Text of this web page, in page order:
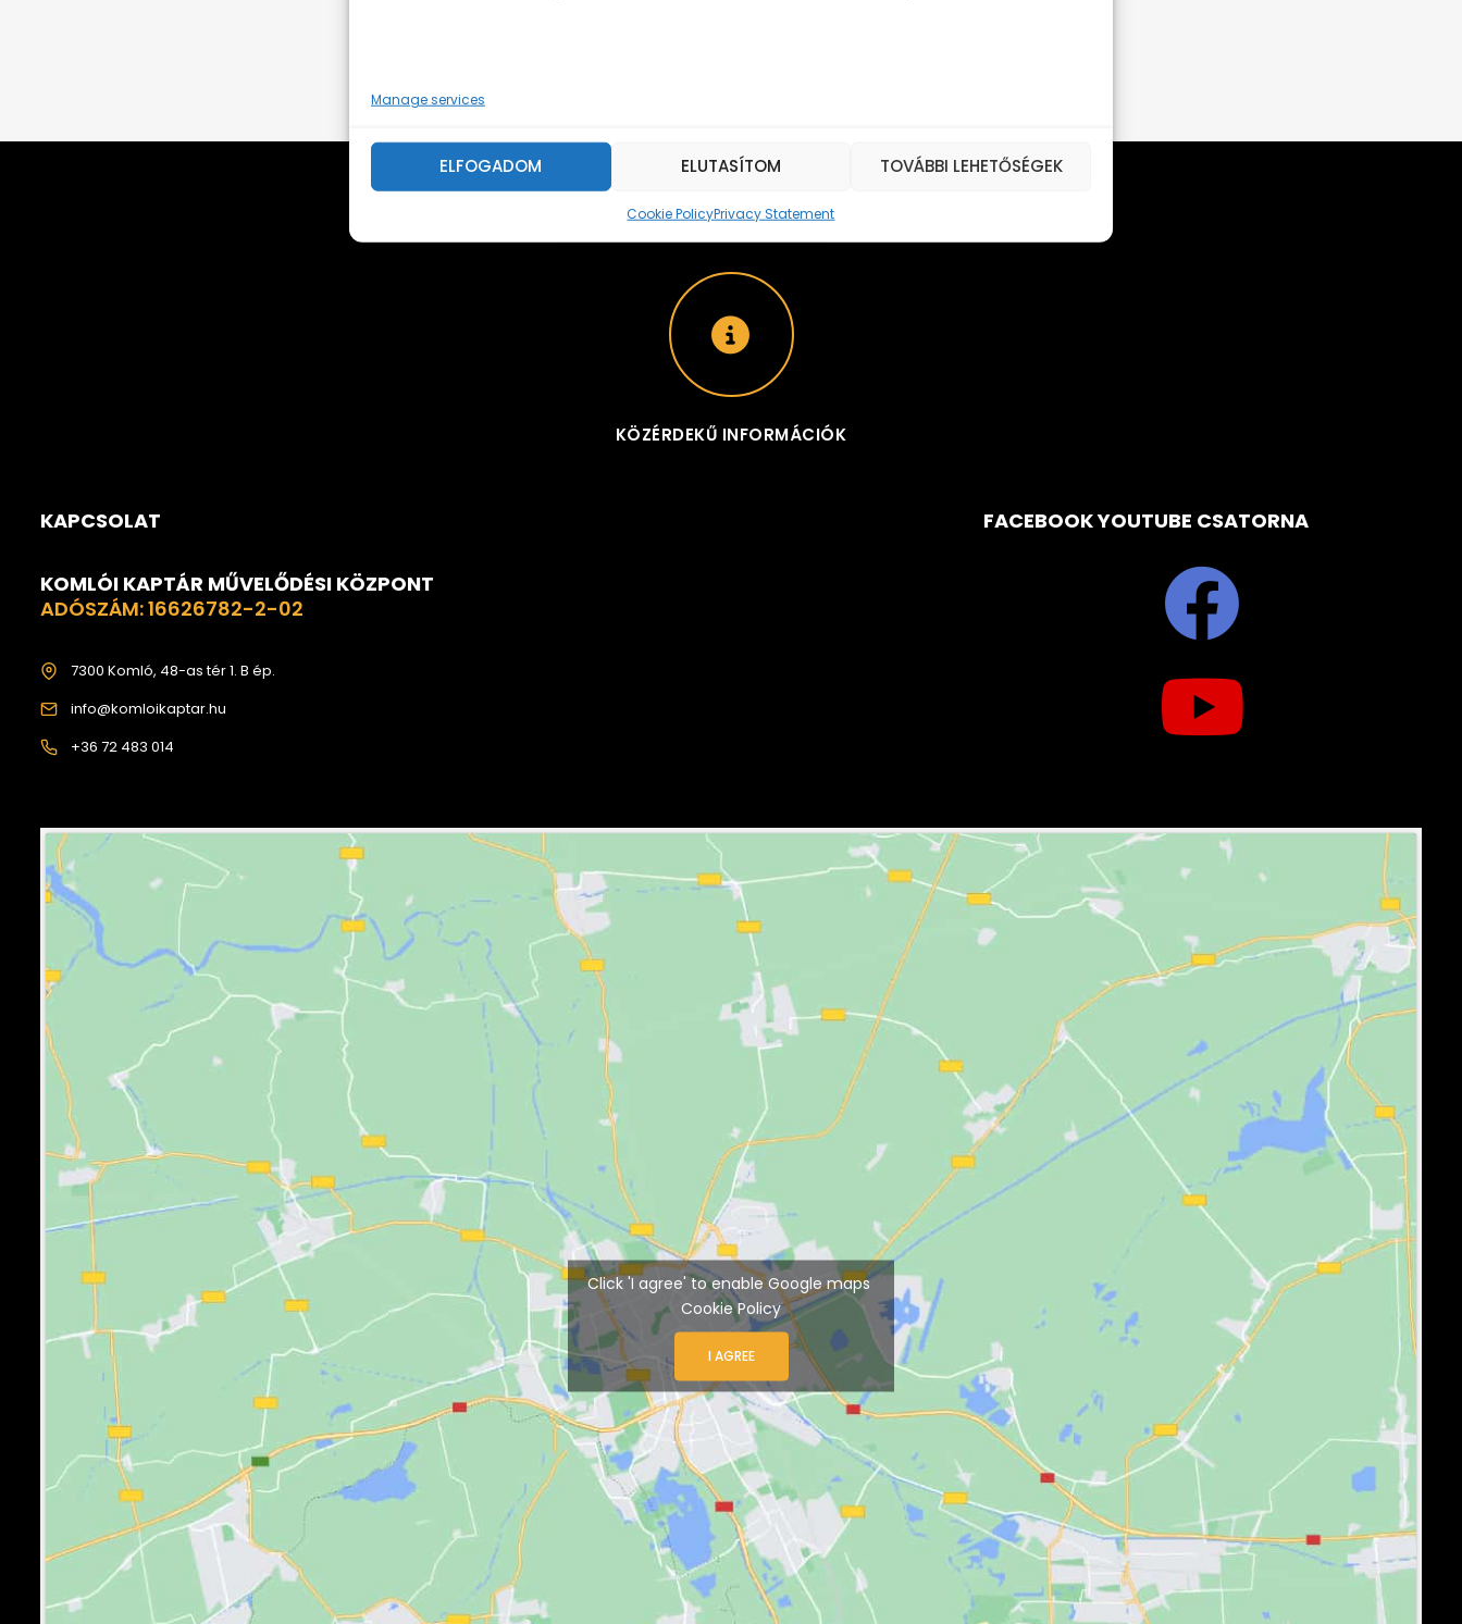
Manage services
ELFOGADOM ELUTASÍTOM TOVÁBBI LEHETŐSÉGEK
Cookie PolicyPrivacy Statement
KÖZÉRDEKŰ INFORMÁCIÓK
KAPCSOLAT
KOMLÓI KAPTÁR MŰVELŐDÉSI KÖZPONT
ADÓSZÁM: 16626782-2-02
7300 Komló, 48-as tér 1. B ép.
info@komloikaptar.hu
+36 72 483 014
FACEBOOK YOUTUBE CSATORNA
Click 'I agree' to enable Google maps
Cookie Policy
I AGREE